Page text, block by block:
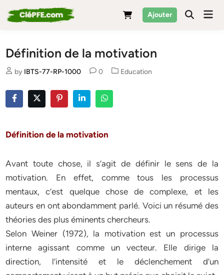
to
Ajouter
Définition de la motivation
by IBTS-77-RP-1000 0
Posted
Education
Définition de la motivation
Avant toute chose, il s’agit de définir le sens de la
motivation. En effet, comme tous les processus
mentaux, c’est quelque chose de complexe, et les
auteurs en ont abondamment parlé. Voici un résumé des
théories des plus éminents chercheurs.
Selon Weiner (1972), la motivation est un processus
interne agissant comme un vecteur. Elle dirige la
direction, l’intensité et le déclenchement d’un